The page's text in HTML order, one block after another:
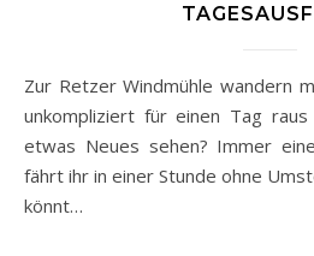
Zur Retzer Windmühle wandern mit Kindern Mit den Öffis
unkompliziert für einen Tag
etwas Neues sehen? Immer
fährt ihr in einer Stunde ohne
könnt…